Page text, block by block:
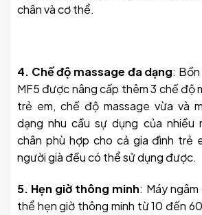
chân và cơ thể.
4. Chế độ massage đa dạng:
MF5 được nâng cấp thêm 3 chế độ
trẻ em, chế độ massage vừa và
dạng nhu cầu sự dụng của nhiều
chân phù hợp cho cả gia đình trẻ
người già đều có thể sử dụng được.
5. Hẹn giờ thông minh: Máy
thể hẹn giờ thông minh từ 10 đến